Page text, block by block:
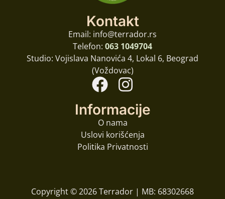
Kontakt
Email: info@terrador.rs
Telefon: 063 1049704
Studio: Vojislava Nanovića 4, Lokal 6, Beograd
(Voždovac)
Informacije
O nama
Uslovi korišćenja
Politika Privatnosti
Copyright © 2026 Terrador | MB: 68302668